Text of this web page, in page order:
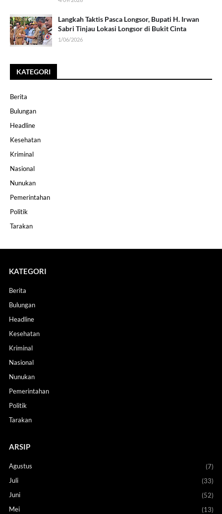
Langkah Taktis Pasca Longsor, Bupati H. Irwan
Sabri Tinjau Lokasi Longsor di Bukit Cinta
1/06/2026
KATEGORI
Berita
Bulungan
Headline
Kesehatan
Kriminal
Nasional
Nunukan
Pemerintahan
Politik
Tarakan
KATEGORI
Berita
Bulungan
Headline
Kesehatan
Kriminal
Nasional
Nunukan
Pemerintahan
Politik
Tarakan
ARSIP
Agustus
(7)
Juli
(33)
Juni
(52)
Mei
(13)